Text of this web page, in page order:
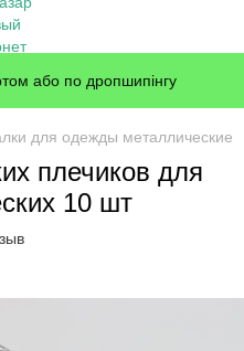
або по дропшипінгу
для одежды металлические
плечиков для
10 шт